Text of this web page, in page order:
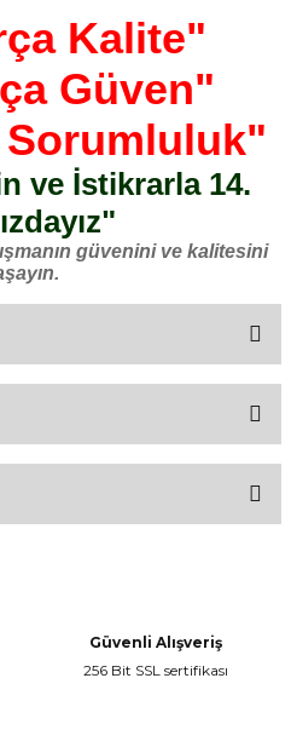
Kalite"
Güven"
ve İstikrarla 14.
güvenini ve kalitesini
görüntülenemiyor.
Güvenli Alışveriş
256 Bit SSL sertifikası